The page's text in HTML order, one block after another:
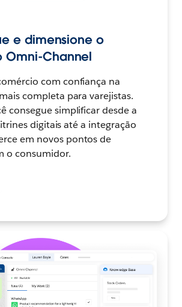
e dimensione o
Omni-Channel
com confiança na
completa para varejistas.
consegue simplificar desde a
digitais até a integração
em novos pontos de
o consumidor.